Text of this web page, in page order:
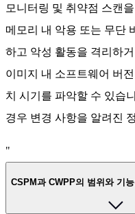
모니터링 및 취약점 스캔
메모리 내 악용 또는 무단
하고 악성 활동을 격리하
이미지 내 소프트웨어 버
치 시기를 파악할 수 있습
경우 변경 사항을 알려진
"
CSPM과 CWPP의 범위와 기